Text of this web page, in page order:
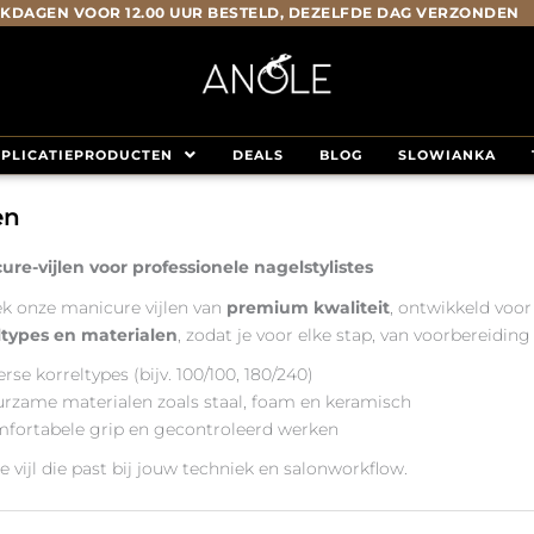
VOOR 12.00 UUR BESTELD, DEZELFDE DAG VERZONDEN
DEALS BLOG SLOWIANKA
vijlen voor professionele nagelstylistes
onze manicure vijlen van premium kwaliteit, ontwikkeld voor
en materialen, zodat je voor elke stap, van
korreltypes (bijv. 100/100, 180/240)
materialen zoals staal, foam en keramisch
grip en gecontroleerd werken
vijl die past bij jouw techniek en salonworkflow.